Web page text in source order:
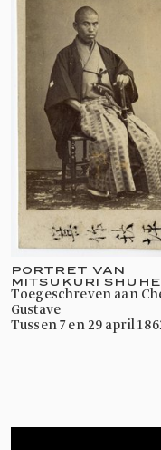
PORTRET VAN
MITSUKURI
toegeschreven aan Chenu,
Gustave
tussen 7 en 29 april